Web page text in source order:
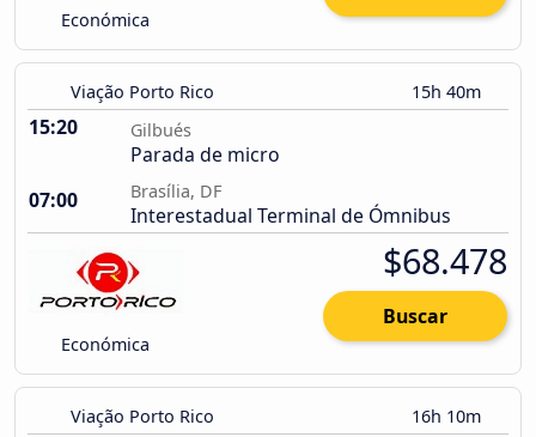
Económica
Viação Porto Rico 15h 40m
15:20 Gilbués
Parada de micro
07:00
Brasília, DF
Interestadual Terminal de Ómnibus
Económica
$68.478
Buscar
Viação Porto Rico 16h 10m